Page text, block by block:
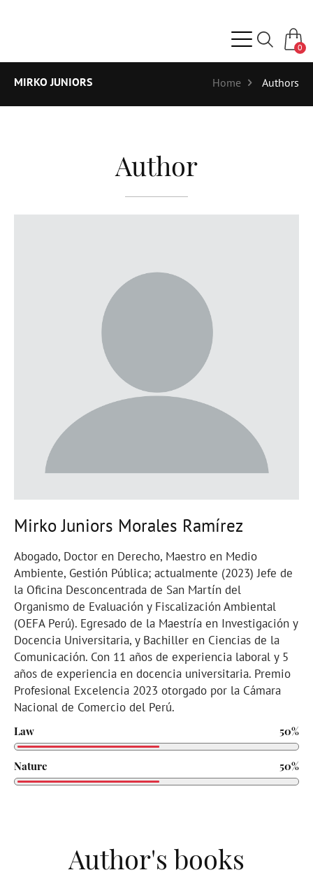
0
MIRKO JUNIORS Home Authors
Author
Mirko Juniors Morales Ramírez
Abogado, Doctor en Derecho, Maestro en Medio
Ambiente, Gestión Pública; actualmente (2023) Jefe de
la Oficina Desconcentrada de San Martín del
Organismo de Evaluación y Fiscalización Ambiental
(OEFA Perú). Egresado de la Maestría en Investigación y
Docencia Universitaria, y Bachiller en Ciencias de la
Comunicación. Con 11 años de experiencia laboral y 5
años de experiencia en docencia universitaria. Premio
Profesional Excelencia 2023 otorgado por la Cámara
Nacional de Comercio del Perú.
Law 50%
Nature 50%
Author's books